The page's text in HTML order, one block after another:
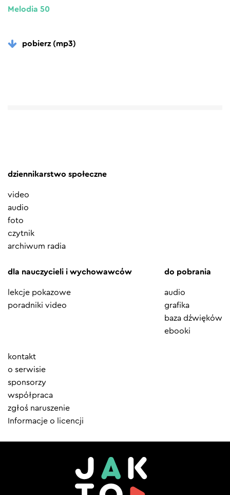
Melodia 50
pobierz (mp3)
dziennikarstwo społeczne
video
audio
foto
czytnik
archiwum radia
dla nauczycieli i wychowawców
lekcje pokazowe
poradniki video
do pobrania
audio
grafika
baza dźwięków
ebooki
Element
menu
kontakt
o serwisie
sponsorzy
współpraca
zgłoś naruszenie
Informacje o licencji